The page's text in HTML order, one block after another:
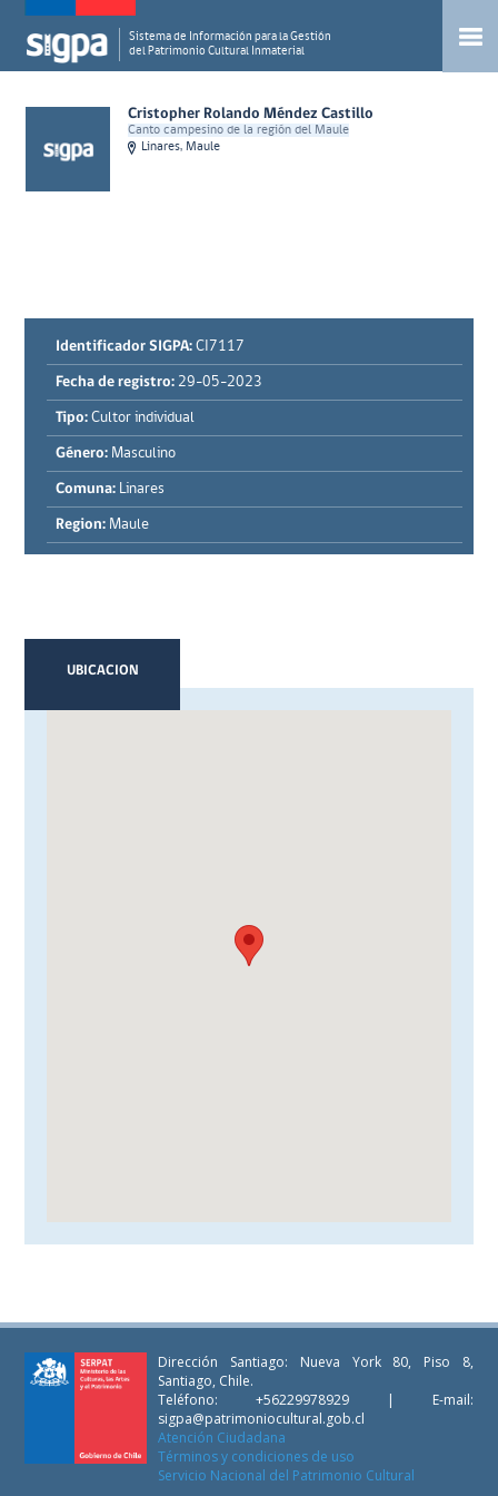
Sistema de Información para la Gestión
del Patrimonio Cultural Inmaterial
Cristopher Rolando Méndez Castillo
Canto campesino de la región del Maule
Linares, Maule
Identificador SIGPA: CI7117
Fecha de registro: 29-05-2023
Tipo: Cultor individual
Género: Masculino
Comuna: Linares
Region: Maule
UBICACION
Dirección Santiago: Nueva York 80, Piso 8,
Santiago, Chile.
Teléfono: +56229978929 | E-mail:
sigpa@patrimoniocultural.gob.cl
Atención Ciudadana
Términos y condiciones de uso
Servicio Nacional del Patrimonio Cultural